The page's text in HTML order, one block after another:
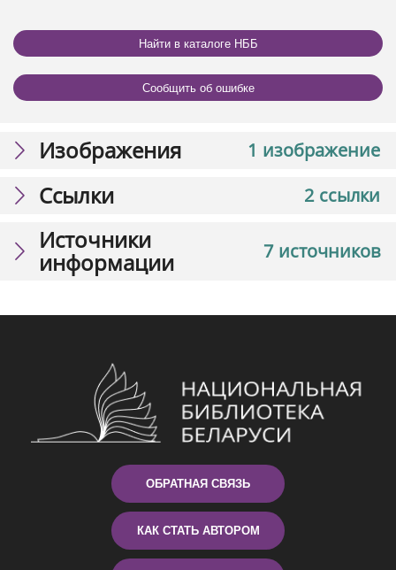
Найти в каталоге НББ
Сообщить об ошибке
1 изображение
Изображения
2 ссылки
Ссылки
7 источников
Источники
информации
ОБРАТНАЯ СВЯЗЬ
КАК СТАТЬ АВТОРОМ